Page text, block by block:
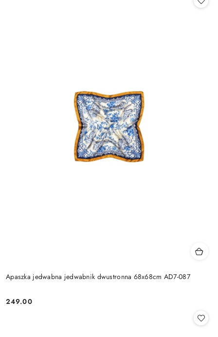
Apaszka jedwabna jedwabnik dwustronna 68x68cm AD7-087
Cena:
249.00